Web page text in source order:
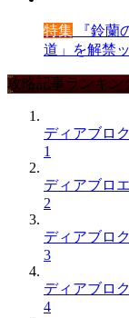
特集 『鈴蘭
道」を解禁
攻略記事ランキン
ディアブロ
1
ディアブロ
2
ディアブロ
3
ディアブロ
4